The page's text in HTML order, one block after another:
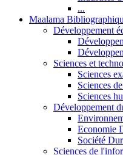
...
Maalama
Développement
Sciences et
Sciences
Sciences
Sciences
Développement
Economie
Société
Sciences de